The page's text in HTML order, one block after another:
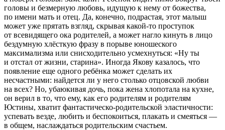
головы и безмерную любовь, идущую к нему от божества,
по имени мать и отец. Да, конечно, подрастая, этот малыш
может уже прятать взгляд, скрывая какой-то проступок
от всевидящего ока родителей, а может нагло кинуть в лицо
бездумную хлёсткую фразу в порыве юношеского
максимализма или снисходительно усмехнуться: «Ну ты
и отстал от жизни, старина». Иногда Якову казалось, что
появление еще одного ребёнка может сделать их
несчастными: найдется ли у него столько отцовской любви
на всех? Но, убаюкивая дочь, пока жена хлопотала на кухне,
он верил в то, что ему, как его родителям и родителям
Юстины, хватит фантастическо-родительской эластичности:
успевать везде, любить и беспокоиться, плакать и смеяться —
в общем, наслаждаться родительским счастьем.